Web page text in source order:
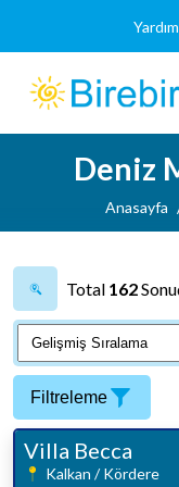
Deniz
Anasayfa
Total 162
Filtreleme
Villa Becca
Kalkan / Kördere